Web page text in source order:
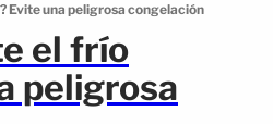
Evite una peligrosa congelación
el frío
peligrosa